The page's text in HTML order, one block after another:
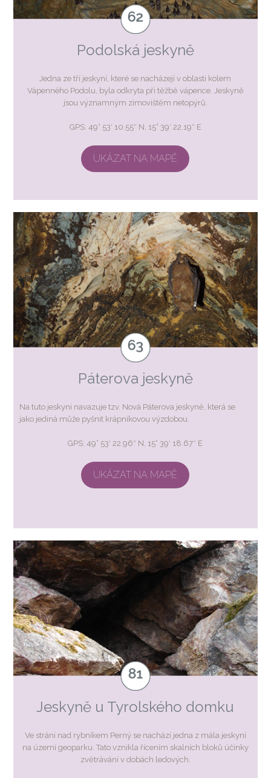
Podolská jeskyně
Jedna ze tří jeskyní, které se nacházejí v oblasti kolem
Vápenného Podolu, byla odkryta při těžbě vápence. Jeskyně
jsou významným zimovištěm netopýrů.
GPS: 49° 53′ 10.55″ N, 15° 39′ 22.19″ E
UKÁZAT NA MAPĚ
Páterova jeskyně
Na tuto jeskyni navazuje tzv. Nová Páterova jeskyně, která se
jako jediná může pyšnit krápníkovou výzdobou.
GPS: 49° 53′ 22.96″ N, 15° 39′ 18.67″ E
UKÁZAT NA MAPĚ
Jeskyně u Tyrolského domku
Ve stráni nad rybníkem Perný se nachází jedna z mála jeskyní
na území geoparku. Tato vznikla řícením skalních bloků účinky
zvětrávání v dobách ledových.